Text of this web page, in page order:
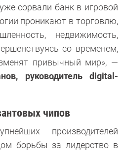
сорвали банк в игровой
проникают в торговлю,
недвижимость,
со временем,
привычный мир», —
руководитель digital-
чипов
производителей
борьбы за лидерство в